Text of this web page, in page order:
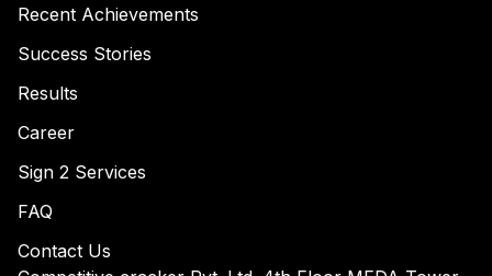
Recent Achievements
Success Stories
Results
Career
Sign 2 Services
FAQ
Contact Us